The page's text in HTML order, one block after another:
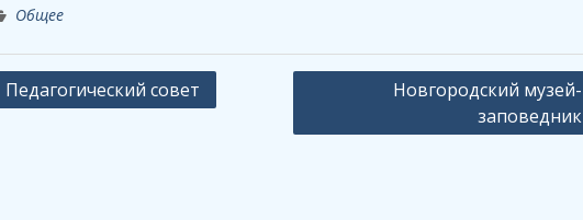
Общее
Навигация
Педагогический совет
Новгородский музей-
заповедник